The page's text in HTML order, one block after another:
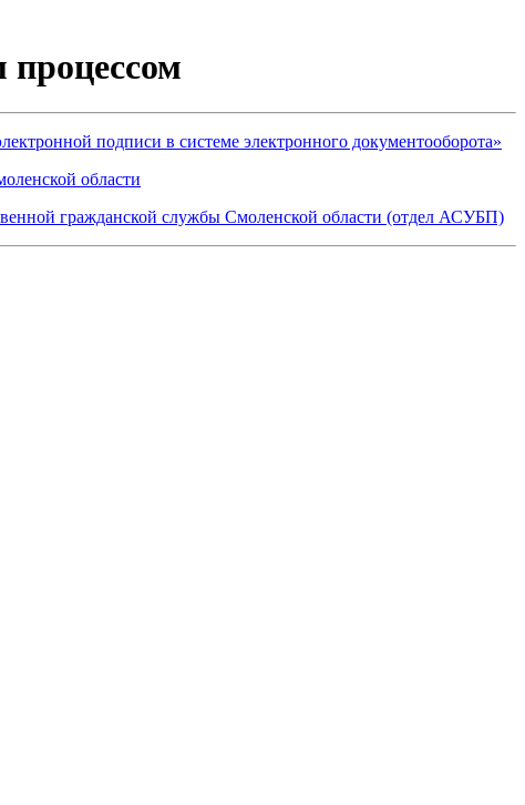
подписи в системе электронного документооборота»
области
гражданской службы Смоленской области (отдел АСУБП)